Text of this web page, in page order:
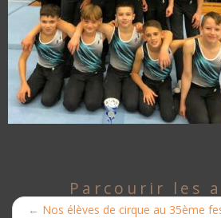
Parcourir les
← Nos élèves de cirque au 35ème